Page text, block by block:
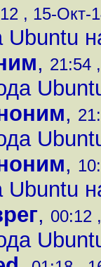
, 15-Окт-
Ubuntu
, 21:54
,
,
Ubuntu
, 00:12